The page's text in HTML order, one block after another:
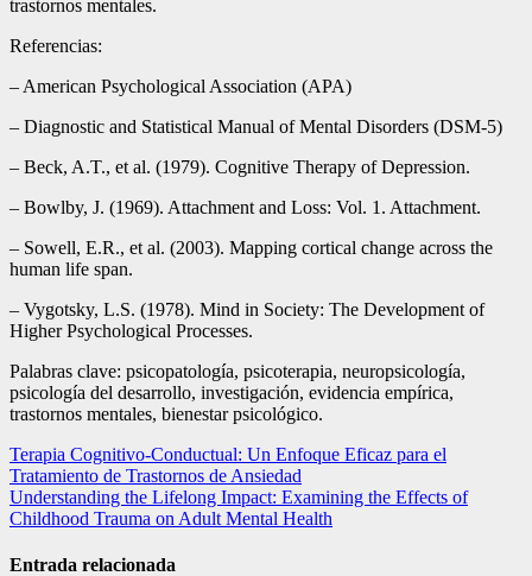
trastornos mentales.
Referencias:
– American Psychological Association (APA)
– Diagnostic and Statistical Manual of Mental Disorders (DSM-5)
– Beck, A.T., et al. (1979). Cognitive Therapy of Depression.
– Bowlby, J. (1969). Attachment and Loss: Vol. 1. Attachment.
– Sowell, E.R., et al. (2003). Mapping cortical change across the
human life span.
– Vygotsky, L.S. (1978). Mind in Society: The Development of
Higher Psychological Processes.
Palabras clave: psicopatología, psicoterapia, neuropsicología,
psicología del desarrollo, investigación, evidencia empírica,
trastornos mentales, bienestar psicológico.
Navegación
de
entradas
Terapia Cognitivo-Conductual: Un Enfoque Eficaz para el
Tratamiento de Trastornos de Ansiedad
Understanding the Lifelong Impact: Examining the Effects of
Childhood Trauma on Adult Mental Health
Entrada relacionada